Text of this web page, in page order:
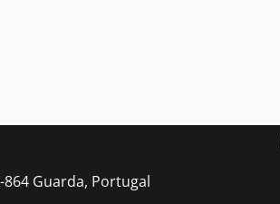
864 Guarda, Portugal